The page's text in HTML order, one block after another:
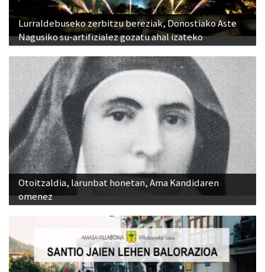
Lurraldebuseko zerbitzu bereziak, Donostiako Aste
Nagusiko su-artifizialez gozatu ahal izateko
Otoitzaldia, larunbat honetan, Ama Kandidaren
omenez